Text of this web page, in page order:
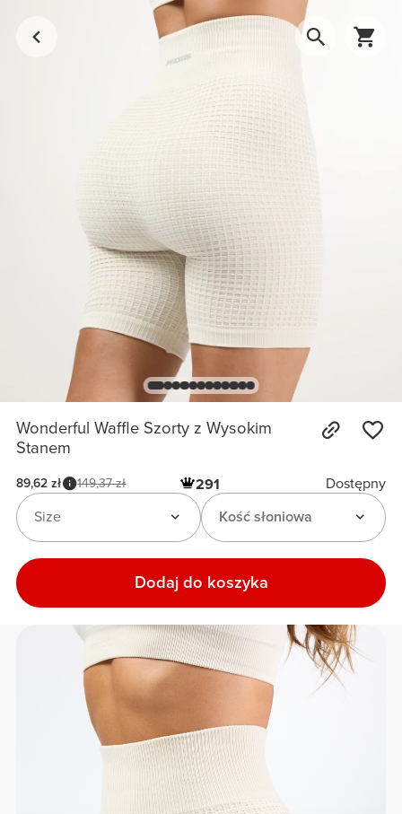
Wonderful Waffle Szorty z Wysokim
Stanem
89,62 zł 149,37 zł 291
Dostępny
Kość słoniowa
Size
Dodaj do koszyka